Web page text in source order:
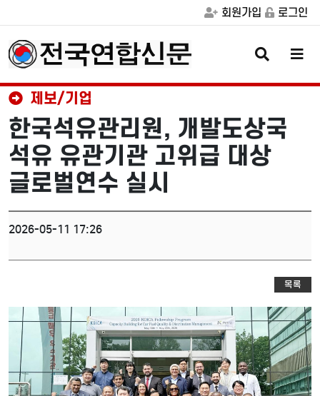
회원가입 로그인
검
색
버
메
버
제보/기업
한국석유관리원, 개발도상국
석유 유관기관 고위급 대상
글로벌연수 실시
2026-05-11 17:26
목록